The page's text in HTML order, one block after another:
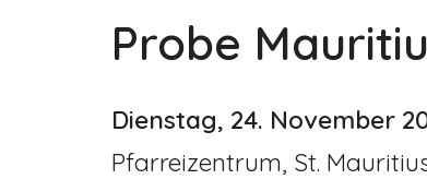
Probe
Dienstag, 24. November
Pfarreizentrum, St.